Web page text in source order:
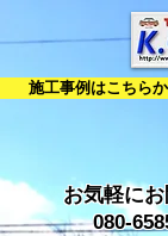
施工事例はこちら
お気軽に
080-